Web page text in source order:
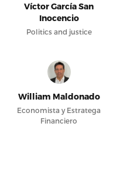
Víctor García San
Inocencio
Politics and justice
William Maldonado
Economista y Estratega
Financiero